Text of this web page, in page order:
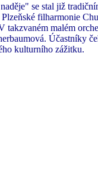
se stal již
filharmonie
takzvaném malém
Účastníky
kulturního zážitku.